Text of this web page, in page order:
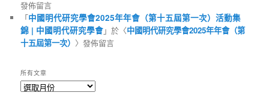
發佈留言
「中國明代研究學會2025年年會（第十五屆第一次）活動集
錦 | 中國明代研究學會」於〈中國明代研究學會2025年年會（第
十五屆第一次） 〉發佈留言
所有文章
所